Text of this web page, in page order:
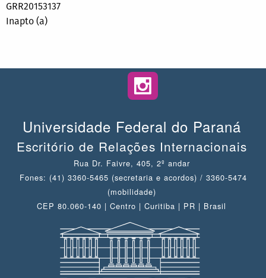
GRR20153137
Inapto (a)
Universidade Federal do Paraná
Escritório de Relações Internacionais
Rua Dr. Faivre, 405, 2º andar
Fones: (41) 3360-5465 (secretaria e acordos) / 3360-5474
(mobilidade)
CEP 80.060-140 | Centro | Curitiba | PR | Brasil